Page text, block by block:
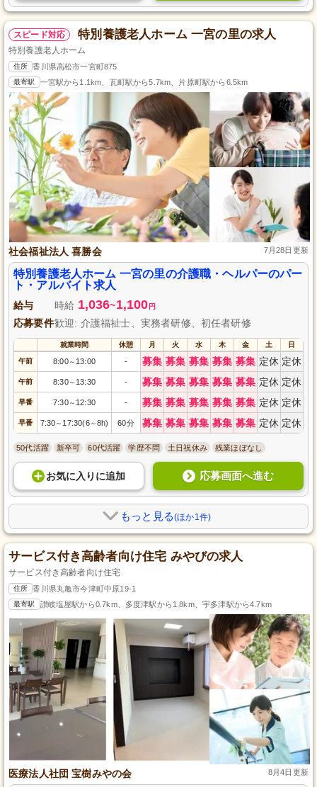
スピード対応 特別養護老人ホーム 一宮の里の求人
特別養護老人ホーム
住所 香川県高松市一宮町875
最寄駅 一宮駅から1.1km、瓦町駅から5.7km、片原町駅から6.5km
社会福祉法人 喜勝会 7月28日更新
特別養護老人ホーム 一宮の里の介護職・ヘルパーのパー
ト・アルバイト求人
給与 時給 1,036~1,100 円
応募要件歓迎: 介護福祉士、実務者研修、初任者研修
就業時間 休憩 月 火 水 木 金 土 日
午前 8:00～ 13:00 - 募集 募集 募集 募集 募集 定休 定休
午前 8:30～ 13:30 - 募集 募集 募集 募集 募集 定休 定休
早番 7:30～ 12:30 - 募集 募集 募集 募集 募集 定休 定休
早番 7:30～ 17:30(6～8h) 60分 募集 募集 募集 募集 募集 定休 定休
50代活躍 新卒可 60代活躍 学歴不問 土日祝休み 残業ほぼなし
お気に入り に追加 応募画面へ進む
もっと見る(ほか1件)
サービス付き高齢者向け住宅 みやびの求人
サービス付き高齢者向け住宅
住所 香川県丸亀市今津町中原19-1
最寄駅 讃岐塩屋駅から0.7km、多度津駅から1.8km、宇多津駅から4.7km
医療法人社団 宝樹みやの会 8月4日更新